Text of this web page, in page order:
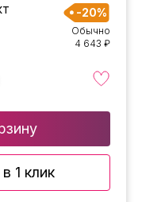
-20%
Обычно
4 643 ₽
1 клик